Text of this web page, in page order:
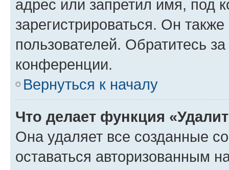
адрес или запретил имя, под
зарегистрироваться. Он
пользователей. Обратитесь
конференции.
Вернуться к началу
Что делает функция
Она удаляет все созданные
оставаться авторизованным